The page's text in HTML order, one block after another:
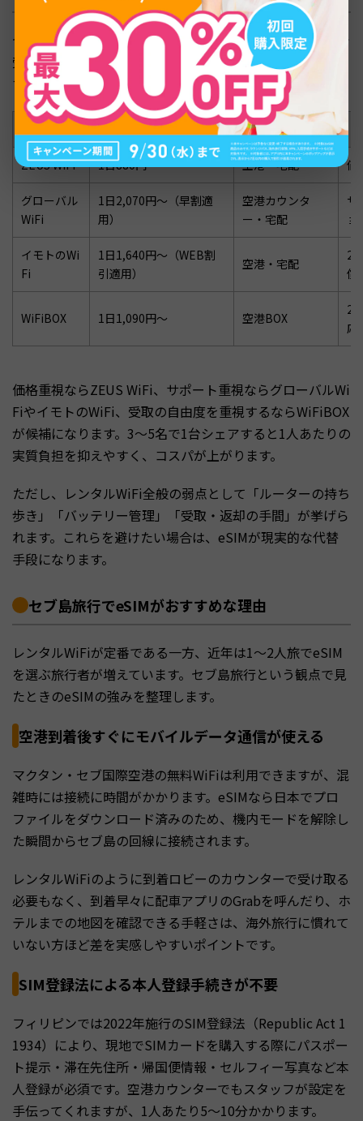
セブ島向けレンタルWiFiは、空港カウンターまたは宅配で
受け取り、帰国時にカウンターで返却するのが一般的で
す。代表的なサービスの料金水準を整理します。
サービス 無制限プラン目安 受取・返却
ZEUS WiFi 1日880円〜 空港・宅配 価
グローバル
WiFi
1日2,070円〜（早割適
用）
空港カウンタ
ー・宅配
サ
ョ
イモトのWi
Fi
1日1,640円〜（WEB割
引適用）
空港・宅配
24
償
WiFiBOX 1日1,090円〜 空港BOX
24
応
価格重視ならZEUS WiFi、サポート重視ならグローバルWi
FiやイモトのWiFi、受取の自由度を重視するならWiFiBOX
が候補になります。3〜5名で1台シェアすると1人あたりの
実質負担を抑えやすく、コスパが上がります。
ただし、レンタルWiFi全般の弱点として「ルーターの持ち
歩き」「バッテリー管理」「受取・返却の手間」が挙げら
れます。これらを避けたい場合は、eSIMが現実的な代替
手段になります。
セブ島旅行でeSIMがおすすめな理由
レンタルWiFiが定番である一方、近年は1〜2人旅でeSIM
を選ぶ旅行者が増えています。セブ島旅行という観点で見
たときのeSIMの強みを整理します。
空港到着後すぐにモバイルデータ通信が使える
マクタン・セブ国際空港の無料WiFiは利用できますが、混
雑時には接続に時間がかかります。eSIMなら日本でプロ
ファイルをダウンロード済みのため、機内モードを解除し
た瞬間からセブ島の回線に接続されます。
レンタルWiFiのように到着ロビーのカウンターで受け取る
必要もなく、到着早々に配車アプリのGrabを呼んだり、ホ
テルまでの地図を確認できる手軽さは、海外旅行に慣れて
いない方ほど差を実感しやすいポイントです。
SIM登録法による本人登録手続きが不要
フィリピンでは2022年施行のSIM登録法（Republic Act 1
1934）により、現地でSIMカードを購入する際にパスポー
ト提示・滞在先住所・帰国便情報・セルフィー写真など本
人登録が必須です。空港カウンターでもスタッフが設定を
手伝ってくれますが、1人あたり5〜10分かかります。